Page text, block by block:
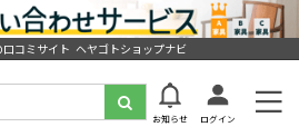
口コミサイト ヘヤゴトショップナビ
お知らせ ログイン